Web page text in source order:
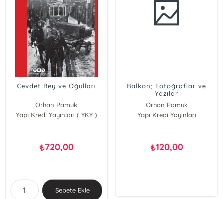
Cevdet Bey ve Oğulları
Orhan Pamuk
Yapı Kredi Yayınları ( YKY )
₺720,00
Sepete Ekle
Balkon; Fotoğraflar ve
Yazılar
Orhan Pamuk
Yapı Kredi Yayınları
₺120,00